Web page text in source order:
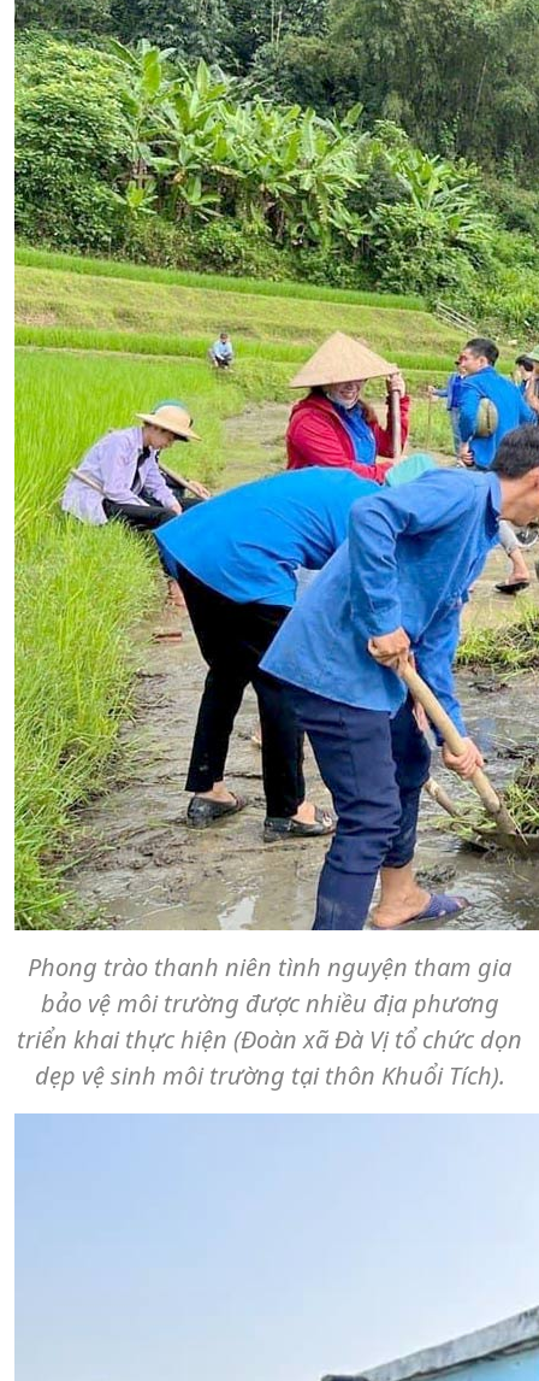
Phong trào thanh niên tình nguyện tham gia
bảo vệ môi trường được nhiều địa phương
triển khai thực hiện (Đoàn xã Đà Vị tổ chức dọn
dẹp vệ sinh môi trường tại thôn Khuổi Tích).